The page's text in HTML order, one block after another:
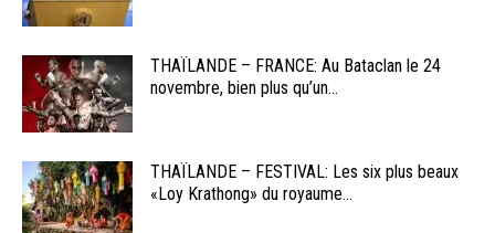
THAÏLANDE – FRANCE: Au Bataclan le 24
novembre, bien plus qu’un...
THAÏLANDE – FESTIVAL: Les six plus beaux
«Loy Krathong» du royaume...